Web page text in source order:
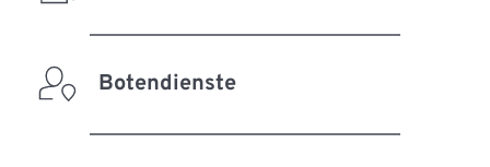
Botendienste